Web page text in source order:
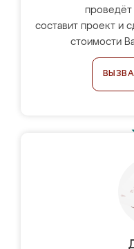
проведёт
составит проект и
стоимости